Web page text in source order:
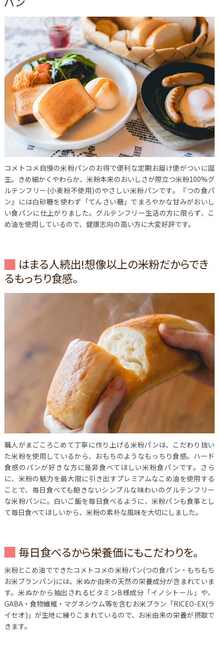
コメトコメ自慢の米粉パンのお得で便利な定期お届け便がついに誕
生。きめ細かくやわらか、米粉本来のおいしさが際立つ米粉100%グ
ルテンフリー(小麦粉不使用)のやさしい米粉パンです。『つの食パ
ン』には白砂糖を使わず「てんさい糖」でまろやかな甘みがおいし
い食パンに仕上がりました。グルテンフリー生活の方に限らず、こ
め油を使用しているので、健康志向の高い方に大変好評です。
はまる人続出!想像以上の米粉だからでき
るもっちり食感。
職人がまごころこめて丁寧に作り上げる米粉パンは、こだわり抜い
た米粉を使用しているから、おもちのようなもっちり食感。ハード
食感のパンが好きな方に是非食べてほしい米粉食パンです。さら
に、米粉の魅力を最大限に引き出すプレミアムなこめ油を使用する
ことで、毎日食べても飽きないシンプルな味わいのグルテンフリー
な米粉パンに。白いご飯を毎日食べるように、米粉パンも食事とし
て毎日食べてほしいから、米粉の素朴な風味を大切にしました。
毎日食べるから栄養価にもこだわりを。
米粉とこめ油でできたコメトコメの米粉パン(つの食パン・もちもち
お米ブランパン)には、米ぬか由来の天然の栄養成分が含まれていま
す。米ぬかから抽出されるビタミンB様成分「イノシトール」や、
GABA・食物繊維・マグネシウム等を含むお米ブラン「RICEO-EX(ラ
イセオ)」が生地に練りこまれているので、お米由来の栄養が摂取で
きます。